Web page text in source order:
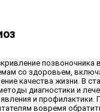
позвоночника
со здоровьем,
качества жизни. В
диагностики и
и профилактики.
вовремя